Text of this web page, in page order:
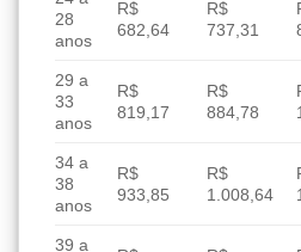
28
anos
R$
682,64
R$
737,31
29 a
33
anos
R$
819,17
R$
884,78
34 a
38
anos
R$
933,85
R$
1.008,64
39 a